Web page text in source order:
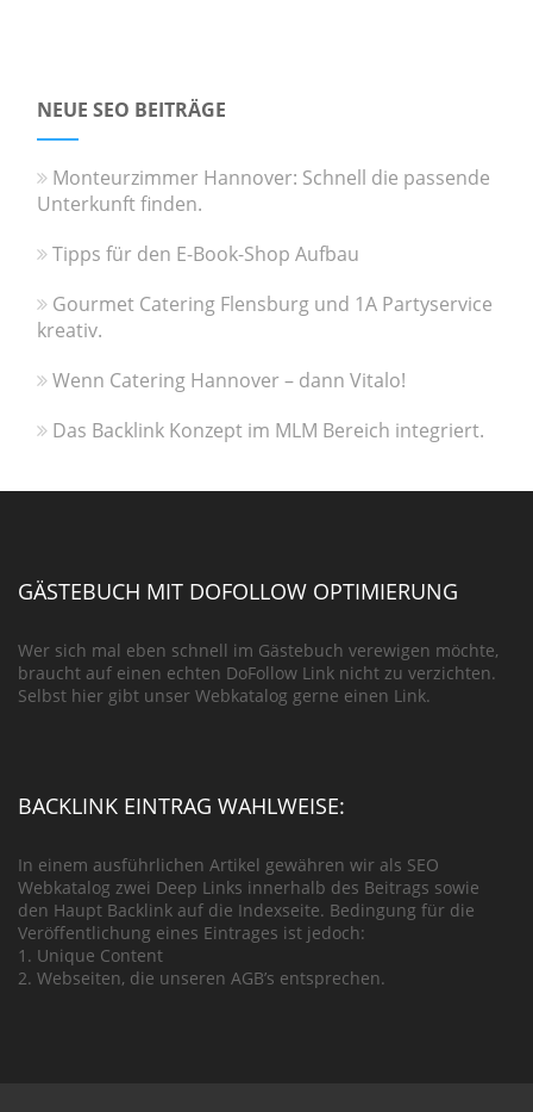
NEUE SEO BEITRÄGE
Monteurzimmer Hannover: Schnell die passende
Unterkunft finden.
Tipps für den E-Book-Shop Aufbau
Gourmet Catering Flensburg und 1A Partyservice
kreativ.
Wenn Catering Hannover – dann Vitalo!
Das Backlink Konzept im MLM Bereich integriert.
GÄSTEBUCH MIT DOFOLLOW OPTIMIERUNG
Wer sich mal eben schnell im Gästebuch verewigen möchte,
braucht auf einen echten DoFollow Link nicht zu verzichten.
Selbst hier gibt unser Webkatalog gerne einen Link.
BACKLINK EINTRAG WAHLWEISE:
In einem ausführlichen Artikel gewähren wir als SEO
Webkatalog zwei Deep Links innerhalb des Beitrags sowie
den Haupt Backlink auf die Indexseite. Bedingung für die
Veröffentlichung eines Eintrages ist jedoch:
1. Unique Content
2. Webseiten, die unseren AGB’s entsprechen.